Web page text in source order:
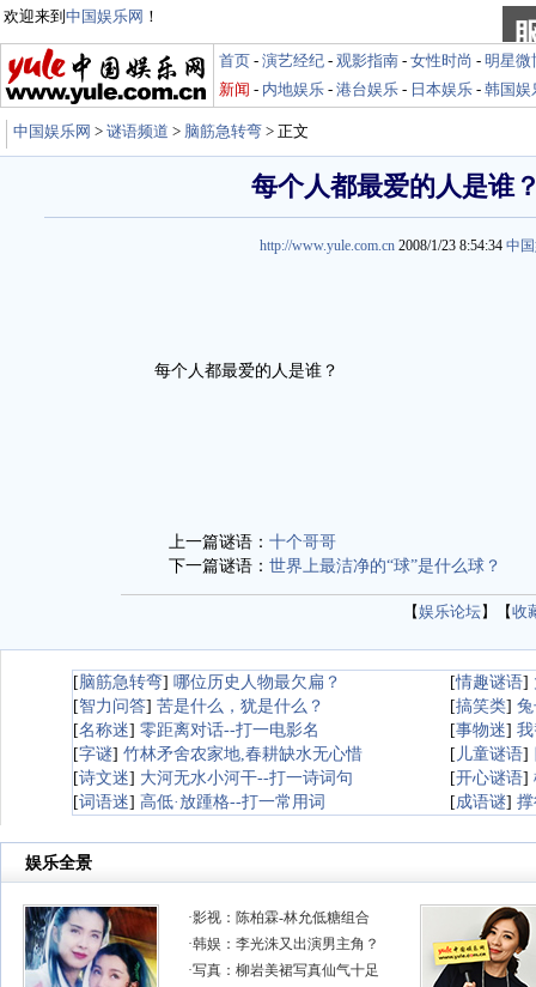
欢迎来到 中国娱乐网 ！
首页 - 演艺经纪 - 观影指南 - 女性时尚 - 明星微
新闻 - 内地娱乐 - 港台娱乐 - 日本娱乐 - 韩国娱
中国娱乐网 > 谜语频道 > 脑筋急转弯 > 正文
每个人都最爱的人是谁
http://www.yule.com.cn 2008/1/23 8:54:34 中
每个人都最爱的人是谁？
上一篇谜语： 十个哥哥
下一篇谜语： 世界上最洁净的“球”是什么球？
【娱乐论坛】【收
[脑筋急转弯] 哪位历史人物最欠扁？ [情趣谜语]
[智力问答] 苦是什么，犹是什么？ [搞笑类]
[名称迷] 零距离对话--打一电影名 [事物迷]
[字谜] 竹林矛舍农家地,春耕缺水无心惜 [ 儿童谜语]
[诗文迷] 大河无水小河干--打一诗词句 [开心谜语]
[词语迷] 高低·放踵格--打一常用词 [成语谜]